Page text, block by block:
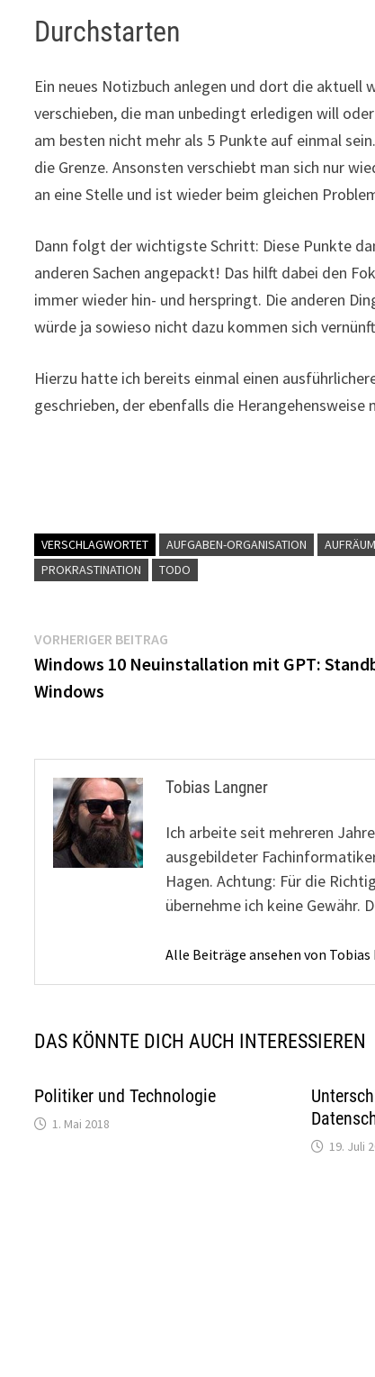
Durchstarten
Ein neues Notizbuch anlegen und dort die aktuell
verschieben, die man unbedingt erledigen will
am besten nicht mehr als 5 Punkte auf einmal
die Grenze. Ansonsten verschiebt man sich nur
an eine Stelle und ist wieder beim gleichen
Dann folgt der wichtigste Schritt: Diese Punkte
anderen Sachen angepackt! Das hilft dabei den
immer wieder hin- und herspringt. Die anderen
würde ja sowieso nicht dazu kommen sich
Hierzu hatte ich bereits einmal einen
geschrieben, der ebenfalls die
VERSCHLAGWORTET AUFGABEN-ORGANISATION
PROKRASTINATION
TODO
Beitragsnavigation
VORHERIGER BEITRAG
Beitrag:
Windows 10 Neuinstallation mit GPT:
Windows
Tobias Langner
Ich arbeite seit mehreren
ausgebildeter
Hagen. Achtung: Für die
übernehme ich keine Gewähr.
Alle Beiträge ansehen von
DAS KÖNNTE DICH AUCH INTERESSIEREN
Politiker und Technologie
1. Mai 2018
19. Juli